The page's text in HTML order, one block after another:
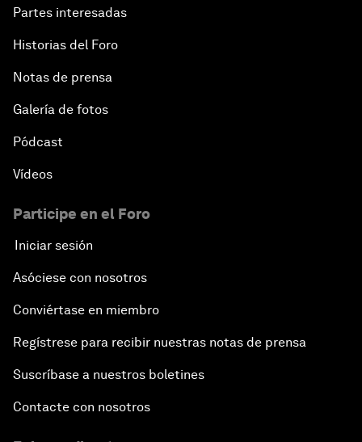
Partes interesadas
Historias del Foro
Notas de prensa
Galería de fotos
Pódcast
Vídeos
Participe en el Foro
Iniciar sesión
Asóciese con nosotros
Conviértase en miembro
Regístrese para recibir nuestras notas de prensa
Suscríbase a nuestros boletines
Contacte con nosotros